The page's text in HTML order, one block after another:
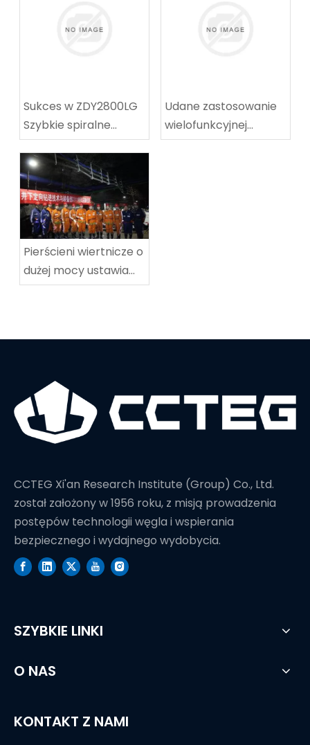
Sukces w ZDY2800LG
Szybkie spiralne
wyposażenie
techniczne
wyposażenie
techniczne
Udane zastosowanie
wielofunkcyjnej
maszyny do
Pierścieni wiertnicze o
dużej mocy ustawia
nowy rekord świata w
CCTEG Xi'an Research Institute (Group) Co., Ltd.
został założony w 1956 roku, z misją prowadzenia
postępów technologii węgla i wspierania
bezpiecznego i wydajnego wydobycia.
SZYBKIE LINKI
O NAS
KONTAKT Z NAMI